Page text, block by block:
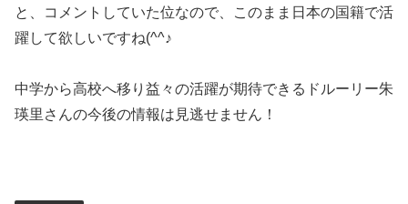
と、コメントしていた位なので、このまま日本の国籍で活
躍して欲しいですね(^^♪
中学から高校へ移り益々の活躍が期待できるドルーリー朱
瑛里さんの今後の情報は見逃せません！